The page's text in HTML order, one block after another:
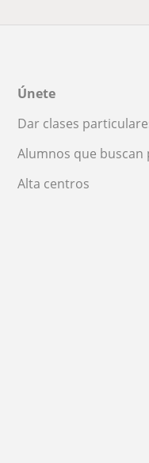
Únete
Dar clases
Alumnos que
Alta centros